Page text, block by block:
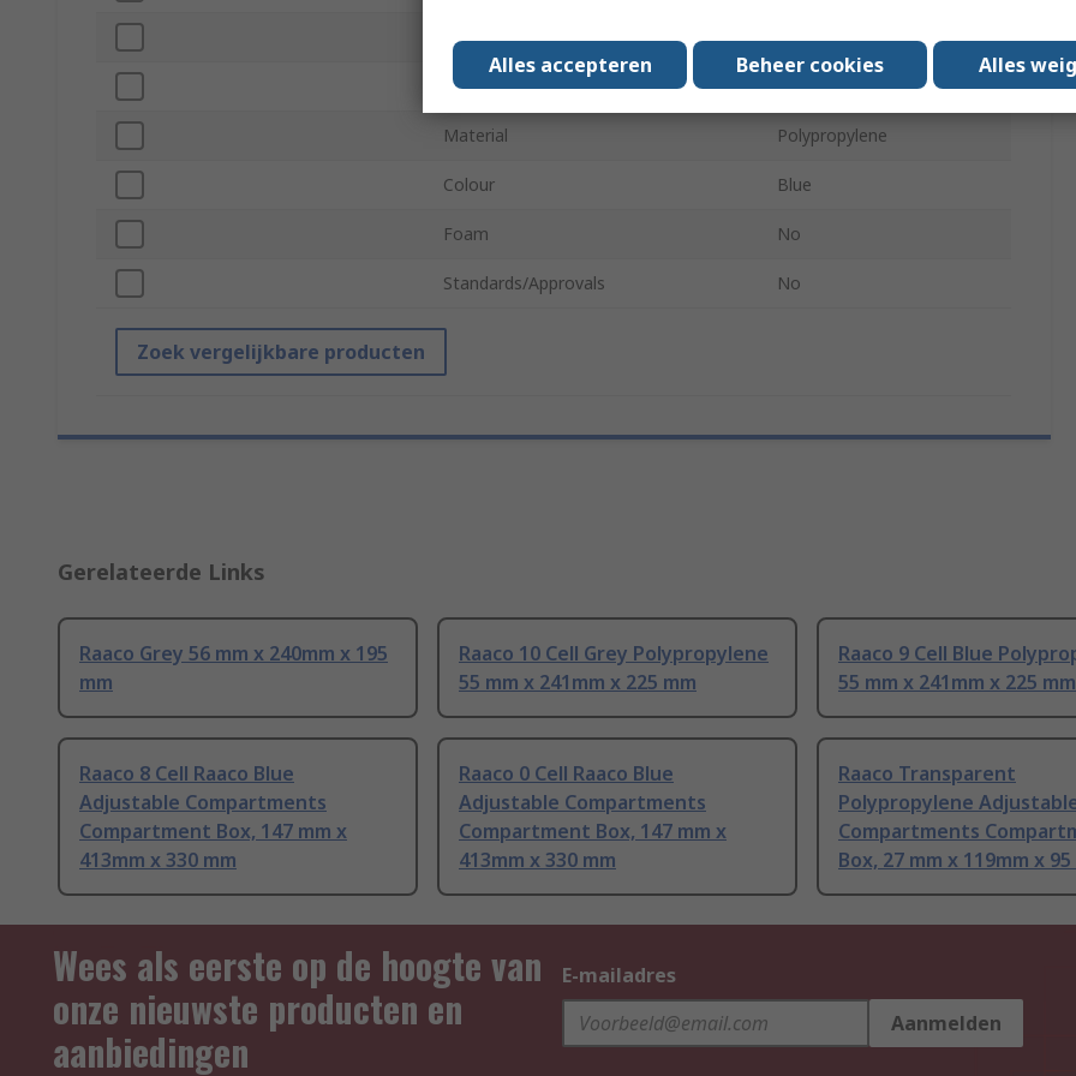
Adjustable Compartments Yes
Transparent Lid Yes
Material Polypropylene
Colour Blue
Foam No
Standards/Approvals No
Zoek vergelijkbare producten
Gerelateerde Links
Raaco Grey 56 mm x 240mm x 195
mm
Raaco 10 Cell Grey Polypropylene
55 mm x 241mm x 225 mm
Raaco 9 Cell Blue
55 mm x 241mm x 225 mm
Raaco 8 Cell Raaco Blue
Adjustable Compartments
Compartment Box, 147 mm x
413mm x 330 mm
Raaco 0 Cell Raaco Blue
Adjustable Compartments
Compartment Box, 147 mm x
413mm x 330 mm
Raaco Transparent
Polypropylene
Compartments
Box, 27 mm x 119mm x 95
Wees als eerste op de hoogte van
onze nieuwste producten en
aanbiedingen
E-mailadres
Aanmelden
Alles accepteren Beheer cookies Alles